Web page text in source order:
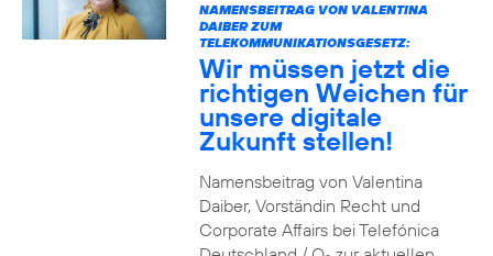
NAMENSBEITRAG VON VALENTINA
DAIBER ZUM
TELEKOMMUNIKATIONSGESETZ:
Wir müssen jetzt die
richtigen Weichen für
unsere digitale
Zukunft stellen!
Namensbeitrag von Valentina
Daiber, Vorständin Recht und
Corporate Affairs bei Telefónica